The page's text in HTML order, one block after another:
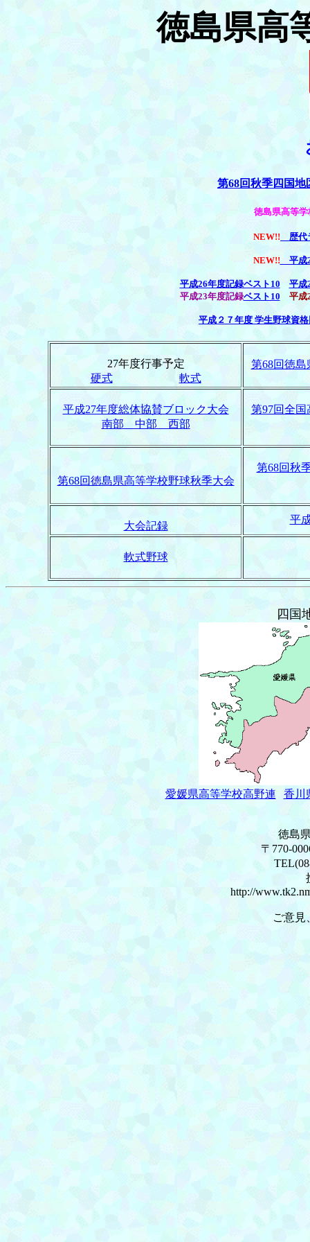
徳島県高
第68回秋季四国
徳島県高等
NEW!! 歴代
NEW!! 平成
平成26年度記録ベスト10
平成
平成23年度記録ベスト10 平成
平成２７年度 学生野球資
27年度行事予定
硬式
軟式
第68回徳
平成27年度総体協賛ブロック大会
南部 中部 西部
第97回全
第68回徳島県高等学校野球秋季大会
第68回秋
大会記録
平
軟式野球
四国
愛媛県高等学校高野連 香川
徳島
〒770-
http://
ご意見